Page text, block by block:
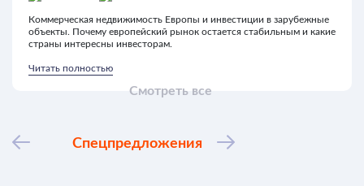
Смотреть все
Коммерческая недвижимость Европы и инвестиции в зарубежные
объекты. Почему европейский рынок остается стабильным и какие
страны интересны инвесторам.
Читать полностью
Спецпредложения